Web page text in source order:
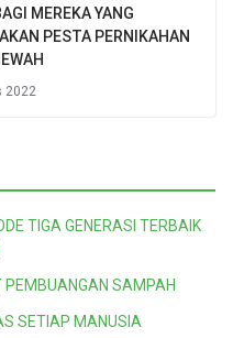
MEREKA YANG
PESTA PERNIKAHAN
2022
TIGA GENERASI TERBAIK
PEMBUANGAN SAMPAH
SETIAP MANUSIA